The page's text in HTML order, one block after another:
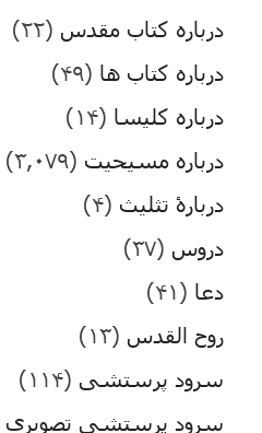
درباره کتاب مقدس (۲۲)
درباره کتاب ها (۴۹)
درباره کلیسا (۱۴)
درباره مسیحیت (۳,۰۷۹)
دربارۀ تثلیث (۴)
دروس (۳۷)
دعا (۴۱)
روح القدس (۱۳)
سرود پرستشی (۱۱۴)
سرود پرستشی تصویری